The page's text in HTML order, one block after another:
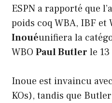
ESPN a rapporté que
poids coq WBA, IBF et
Inouéunifiera la
WBO Paul Butler le
Inoue est invaincu
KOs), tandis que